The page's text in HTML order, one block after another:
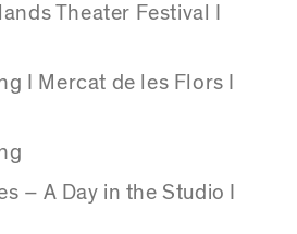
Theater Festival I
I Mercat de les Flors I
– A Day in the Studio I